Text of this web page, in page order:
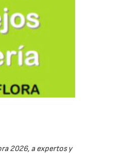
2026, a expertos y